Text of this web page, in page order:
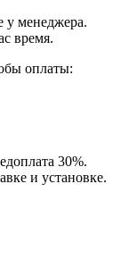
у менеджера.
время.
оплаты:
30%.
и установке.